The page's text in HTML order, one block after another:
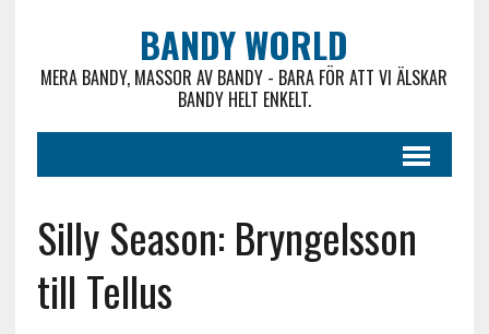
BANDY WORLD
MERA BANDY, MASSOR AV BANDY - BARA FÖR ATT VI ÄLSKAR
BANDY HELT ENKELT.
Silly Season: Bryngelsson
till Tellus